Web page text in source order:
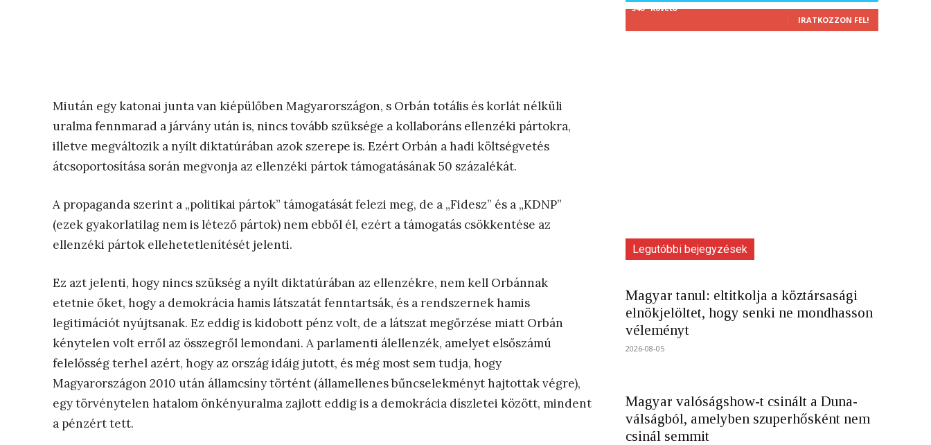
Miután egy katonai junta van kiépülőben Magyarországon, s Orbán totális és korlát nélküli
uralma fennmarad a járvány után is, nincs tovább szüksége a kollaboráns ellenzéki pártokra,
illetve megváltozik a nyílt diktatúrában azok szerepe is. Ezért Orbán a hadi költségvetés
átcsoportosítása során megvonja az ellenzéki pártok támogatásának 50 százalékát.
A propaganda szerint a „politikai pártok” támogatását felezi meg, de a „Fidesz” és a „KDNP”
(ezek gyakorlatilag nem is létező pártok) nem ebből él, ezért a támogatás csökkentése az
ellenzéki pártok ellehetetlenítését jelenti.
Ez azt jelenti, hogy nincs szükség a nyílt diktatúrában az ellenzékre, nem kell Orbánnak
etetnie őket, hogy a demokrácia hamis látszatát fenntartsák, és a rendszernek hamis
legitimációt nyújtsanak. Ez eddig is kidobott pénz volt, de a látszat megőrzése miatt Orbán
kénytelen volt erről az összegről lemondani. A parlamenti álellenzék, amelyet elsőszámú
felelősség terhel azért, hogy az ország idáig jutott, és még most sem tudja, hogy
Magyarországon 2010 után államcsíny történt (államellenes bűncselekményt hajtottak végre),
egy törvénytelen hatalom önkényuralma zajlott eddig is a demokrácia díszletei között, mindent
a pénzért tett.
340 Követő
IRATKOZZON FEL!
Legutóbbi bejegyzések
Magyar tanul: eltitkolja a köztársasági
elnökjelöltet, hogy senki ne mondhasson
véleményt
2026-08-05
Magyar valóságshow-t csinált a Duna-
válságból, amelyben szuperhősként nem
csinál semmit